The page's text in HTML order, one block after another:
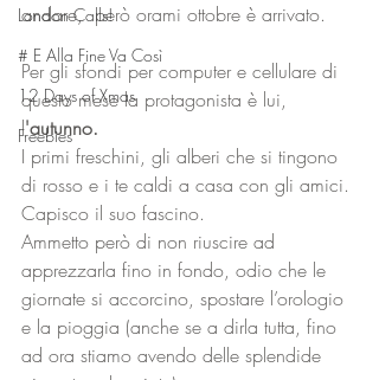
London Calls!
# E Alla Fine Va Così
12 Days of Xmas
Freebies
andare,  però orami ottobre è arrivato.
Per gli sfondi per computer e cellulare di
questo mese la protagonista è lui,
l'autunno.
I primi freschini, gli alberi che si tingono
di rosso e i te caldi a casa con gli amici.
Capisco il suo fascino.
Ammetto però di non riuscire ad
apprezzarla fino in fondo, odio che le
giornate si accorcino, spostare l’orologio
e la pioggia (anche se a dirla tutta, fino
ad ora stiamo avendo delle splendide